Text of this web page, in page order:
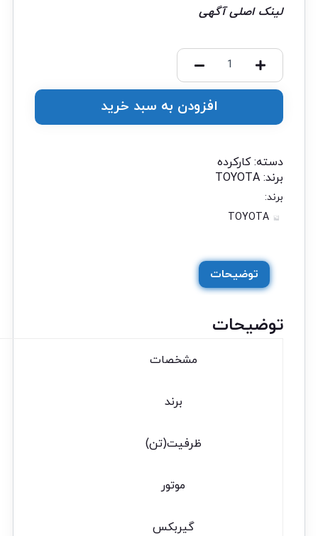
لینک اصلی آگهی
افزودن به سبد خرید
دسته:کارکرده
برند: TOYOTA
برند:
TOYOTA
توضیحات
توضیحات
مشخصات
برند
ظرفیت(تن)
موتور
گیربکس